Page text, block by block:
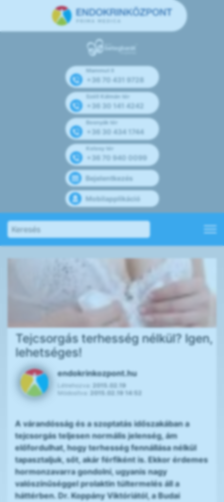
Mammut II
+36 70 431 9728
Széll Kálmán tér
+36 30 141 4242
Bosnyák tér
+36 30 434 1744
Kolosy tér
+36 70 940 0099
Bejelentkezés
Mobilapplikáció
Tejcsorgás terhesség nélkül? Igen,
lehetséges!
endokrinkozpont.hu
Létrehozva:
2015.02.19
Módosítva:
2015.02.19 14:52
A várandósság és a szoptatás időszakában a
tejcsorgás teljesen normális jelenség, ám
előfordulhat, hogy terhesség fennállása nélkül
tapasztaljuk, sőt, akár férfiként is. Ekkor érdemes
hormonzavarra gondolni, ugyanis nagy
valószínűséggel prolaktin túltermelés áll a
háttérben. Dr. Koppány Viktóriától, a Budai